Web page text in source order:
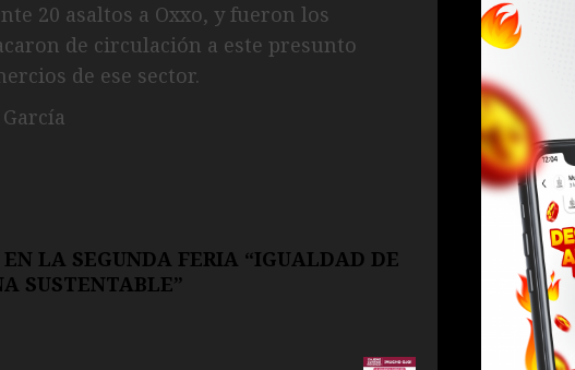
20 asaltos a Oxxo, y fueron los
de circulación a este presunto
de ese sector.
LA SEGUNDA FERIA “IGUALDAD DE
SUSTENTABLE”